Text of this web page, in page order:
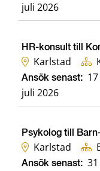
juli 2026
HR-konsult till
Karlstad
Ansök senast:
juli 2026
Psykolog till
Karlstad
Ansök senast: